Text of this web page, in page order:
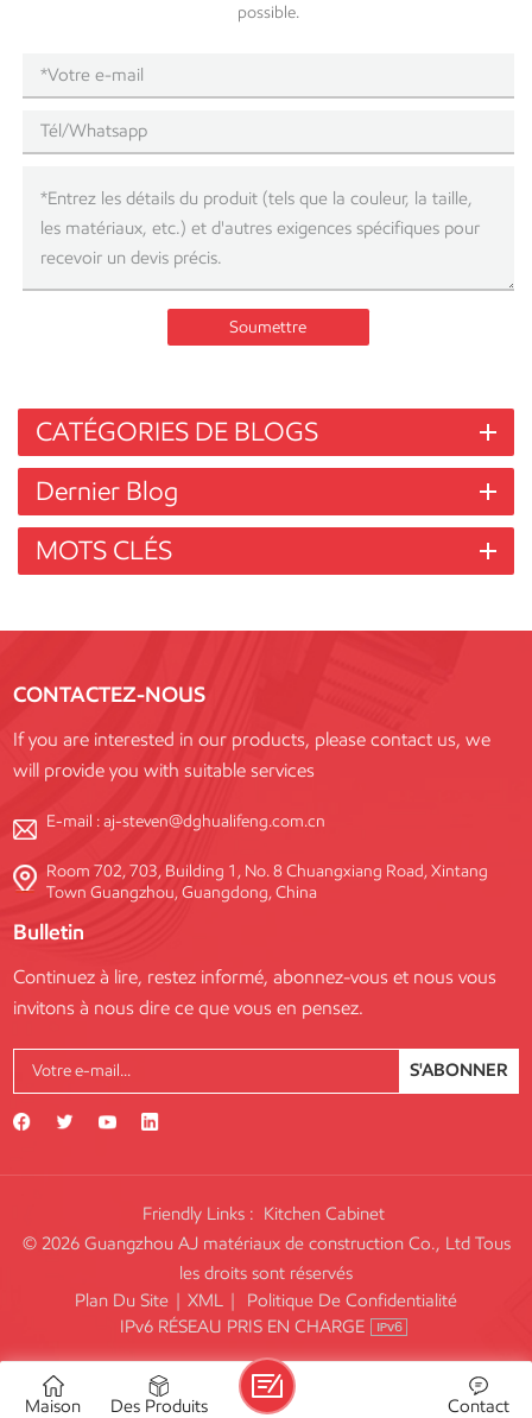
possible.
Soumettre
CATÉGORIES DE BLOGS
Dernier Blog
MOTS CLÉS
CONTACTEZ-NOUS
If you are interested in our products, please contact us, we
will provide you with suitable services
E-mail :aj-steven@dghualifeng.com.cn
Room 702, 703, Building 1, No. 8 Chuangxiang Road, Xintang
Town Guangzhou, Guangdong, China
Bulletin
Continuez à lire, restez informé, abonnez-vous et nous vous
invitons à nous dire ce que vous en pensez.
S'ABONNER
Friendly Links : Kitchen Cabinet
© 2026 Guangzhou AJ matériaux de construction Co., Ltd Tous
les droits sont réservés
Plan Du Site | XML |
Politique De Confidentialité
IPv6 RÉSEAU PRIS EN CHARGE
Maison Des Produits Contact